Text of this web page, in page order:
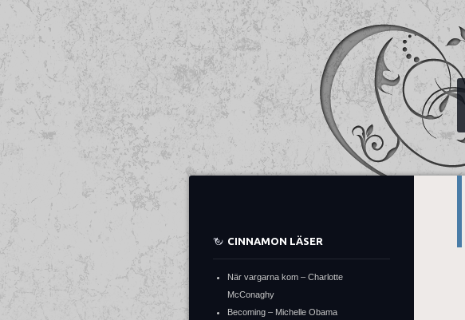
CINNAMON LÄSER
När vargarna kom – Charlotte
McConaghy
Becoming – Michelle Obama